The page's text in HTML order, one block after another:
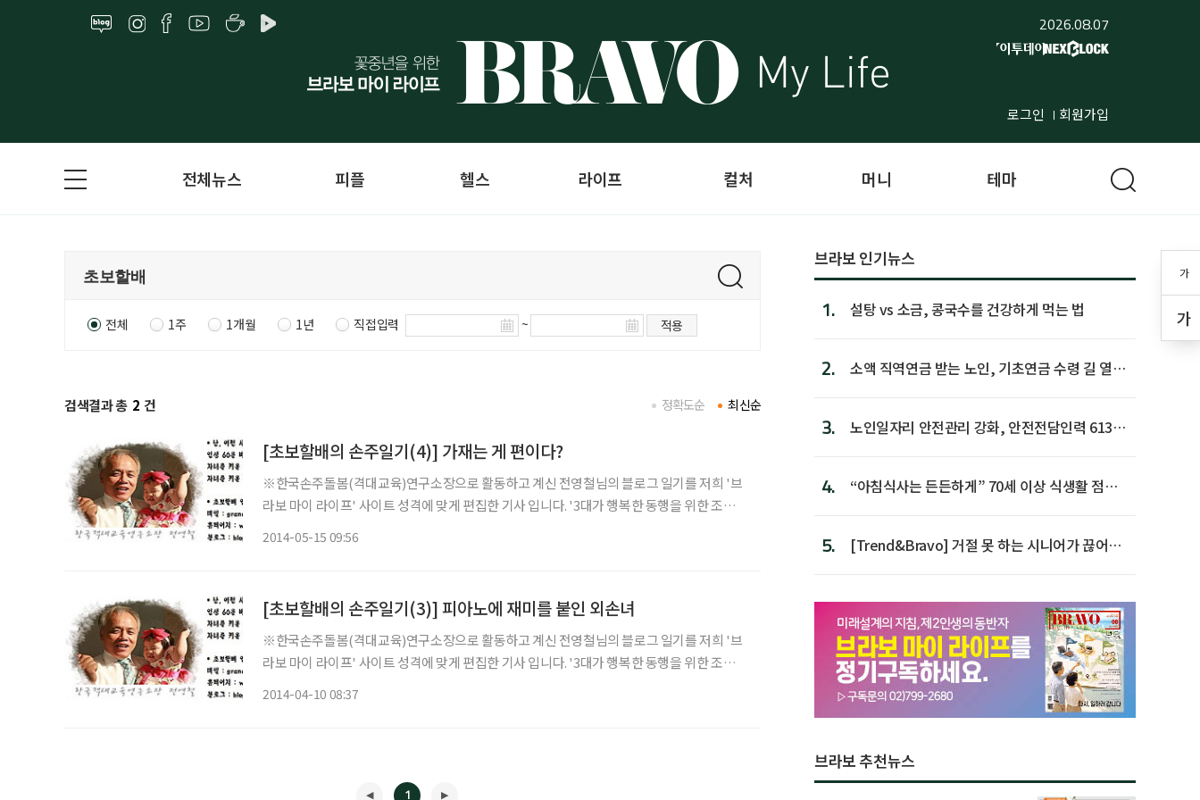
2026.08.07
로그인 회원가입
가
가
전체뉴스 피플 헬스 라이프 컬처 머니 테마
전체 1주 1개월 1년 직접입력 ~ 적용
검색결과 총 2 건 최신순
정확도순
[초보할배의 손주일기(4)] 가재는 게 편이다?
※한국손주돌봄(격대교육)연구소장으로 활동하고 계신 전영철님의 블로그 일기를 저희 '브
라보 마이 라이프' 사이트 성격에 맞게 편집한 기사 입니다. '3대가 행복한 동행을 위한 조부모
2014-05-15 09:56
[초보할배의 손주일기(3)] 피아노에 재미를 붙인 외손녀
※한국손주돌봄(격대교육)연구소장으로 활동하고 계신 전영철님의 블로그 일기를 저희 '브
라보 마이 라이프' 사이트 성격에 맞게 편집한 기사 입니다. '3대가 행복한 동행을 위한 조부모
2014-04-10 08:37
1
브라보 인기뉴스
1. 설탕 vs 소금, 콩국수를 건강하게 먹는 법
2.
소액 직역연금 받는 노인, 기초연금 수령 길 열린
3.
노인일자리 안전관리 강화, 안전전담인력 613명
4.
“아침식사는 든든하게” 70세 이상 식생활 점수
5.
[Trend&Bravo] 거절 못 하는 시니어가 끊어야
브라보 추천뉴스